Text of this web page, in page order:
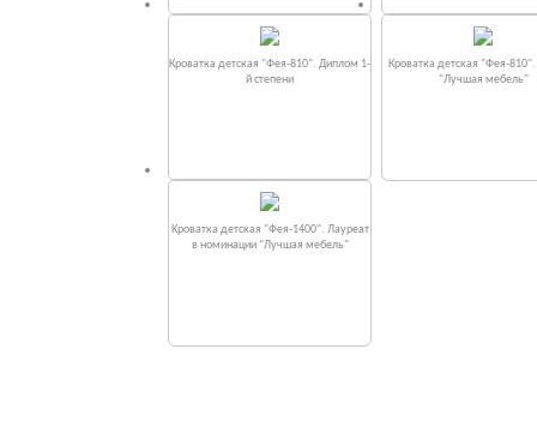
Кроватка детская "Фея-810". Диплом 1-
й степени
Кроватка детская "Фея-
"Лучшая мебель"
Кроватка детская "Фея-1400". Лауреат
в номинации "Лучшая мебель"